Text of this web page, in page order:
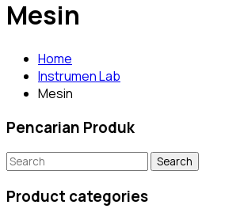
Mesin
Home
Instrumen Lab
Mesin
Pencarian Produk
Search
Product categories